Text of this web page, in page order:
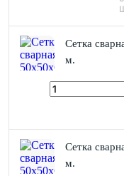
Сетка
м.
Сетка
м.